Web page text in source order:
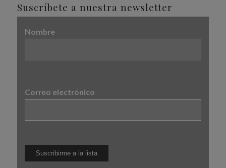
Suscríbete a nuestra newsletter
Nombre
Correo electrónico